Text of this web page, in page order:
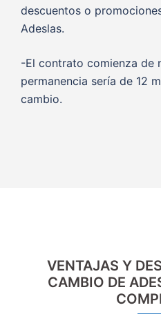
descuentos o
Adeslas.
-El contrato comienza de
permanencia sería de 12
cambio.
VENTAJAS Y
CAMBIO DE